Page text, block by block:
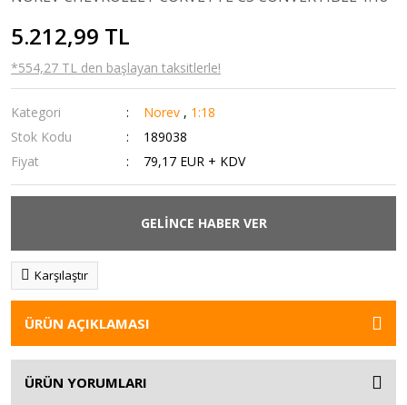
5.212,99 TL
*554,27 TL den başlayan taksitlerle!
Kategori Norev , 1:18
Stok Kodu
189038
Fiyat
79,17 EUR + KDV
GELİNCE HABER VER
Karşılaştır
ÜRÜN AÇIKLAMASI
ÜRÜN YORUMLARI